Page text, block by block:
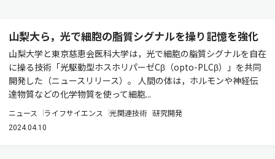
山梨大ら，光で細胞の脂質シグナルを操り記憶を強化
山梨大学と東京慈恵会医科大学は，光で細胞の脂質シグナルを自在
に操る技術「光駆動型ホスホリパーゼCβ（opto-PLCβ）」を共同
開発した（ニュースリリース）。 人間の体は，ホルモンや神経伝
達物質などの化学物質を使って細胞...
ニュース ライフサイエンス 光関連技術 研究開発
2024.04.10